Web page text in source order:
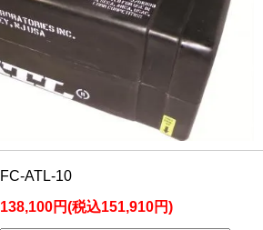
FC-ATL-10
138,100円(税込151,910円)